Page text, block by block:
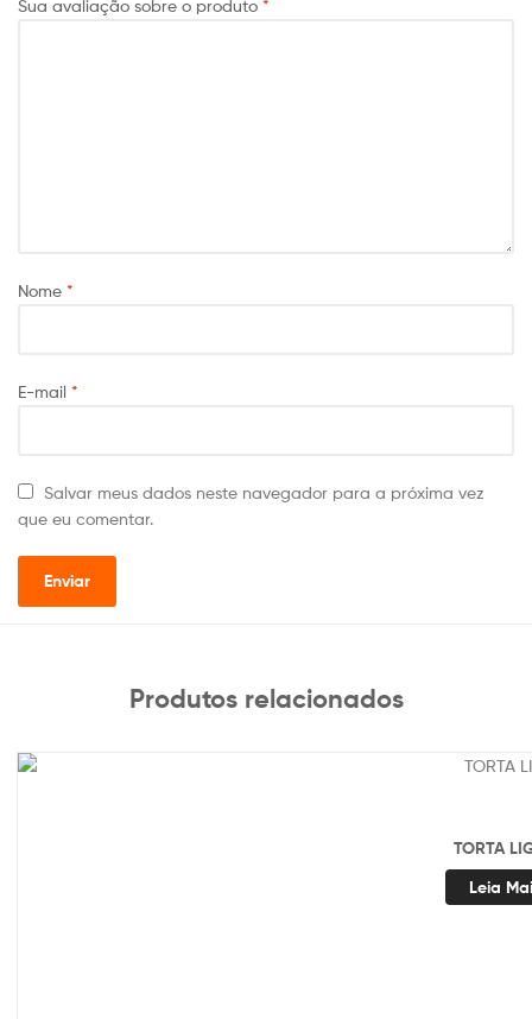
Sua avaliação sobre o produto *
Nome *
E-mail *
Salvar meus dados neste navegador para a próxima vez
que eu comentar.
Produtos relacionados
TORTA
Leia